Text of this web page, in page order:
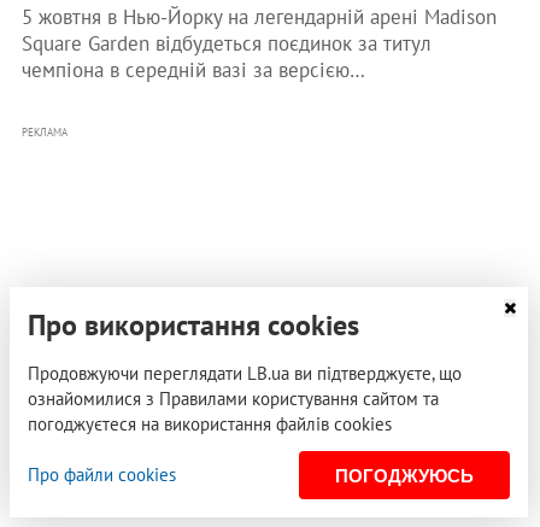
5 жовтня в Нью-Йорку на легендарній арені Madison
Square Garden відбудеться поєдинок за титул
чемпіона в середній вазі за версією…
РЕКЛАМА
Про використання cookies
Продовжуючи переглядати LB.ua ви підтверджуєте, що
ознайомилися з Правилами користування сайтом та
погоджуєтеся на використання файлів cookies
Про файли cookies ПОГОДЖУЮСЬ